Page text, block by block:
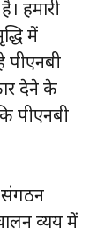
हमारी
में
पीएनबी
देने के
पीएनबी
संगठन
व्यय में